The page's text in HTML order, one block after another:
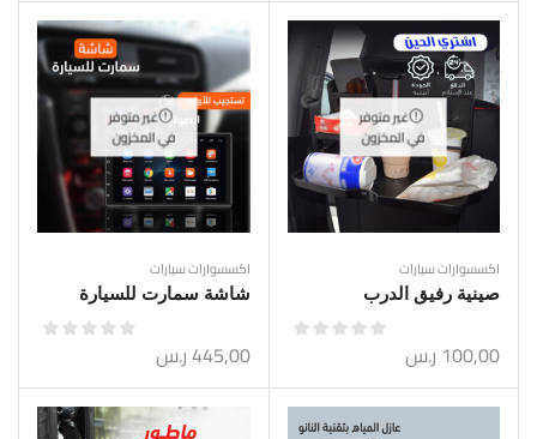
غير متوفر
في المخزون
اكسسوارات سيارات
صينية رفيق الدرب
100,00 ر.س
غير متوفر
في المخزون
اكسسوارات سيارات
شاشة سمارت للسيارة
445,00ر.س